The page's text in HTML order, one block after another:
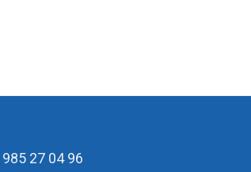
985 27 04 96